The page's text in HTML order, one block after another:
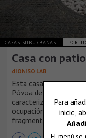
CASAS SUBURBANAS
Casa con
dIONISO LAB
Esta casa familiar se
Póvoa de Varzim. Se
caracterizado por una
ocupación central de
fragmentados y